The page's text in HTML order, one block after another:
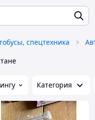
спецтехника
Категория